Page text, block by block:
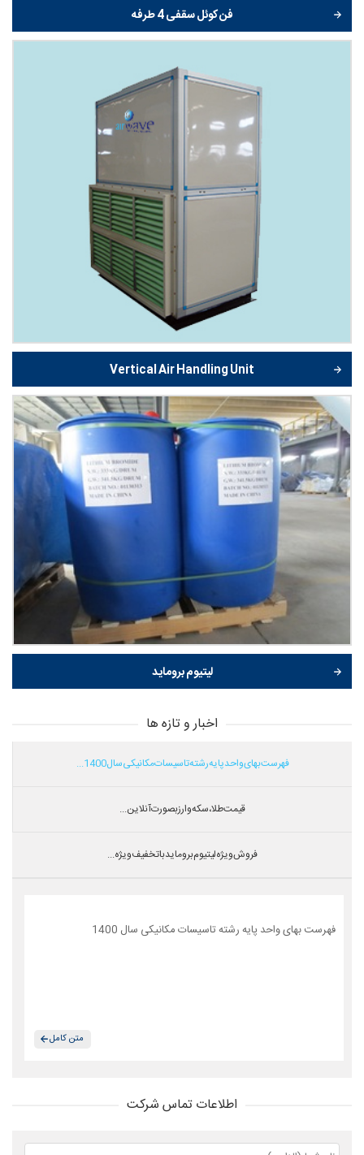
فن کوئل سقفی 4 طرفه
Vertical Air Handling Unit
لیتیوم بروماید
اخبار و تازه ها
فهرست بهای واحد پایه رشته تاسیسات مکانیکی سال 1400...
قیمت طلا،سکه و ارز بصورت آنلاین...
فروش ویژه لیتیوم بروماید با تخفیف ویژه...
فهرست بهای واحد پایه رشته تاسیسات مکانیکی سال 1400
متن کامل
اطلاعات تماس شرکت